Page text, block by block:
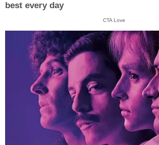
best every day
CTA Love